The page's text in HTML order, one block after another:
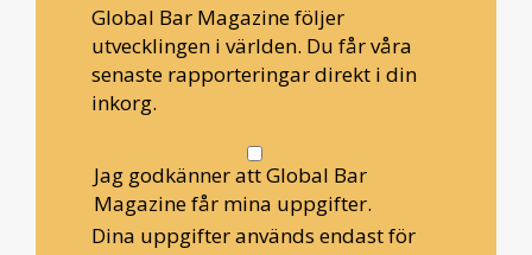
Global Bar Magazine följer
utvecklingen i världen. Du får våra
senaste rapporteringar direkt i din
inkorg.
Jag godkänner att Global Bar
Magazine får mina uppgifter.
Dina uppgifter används endast för